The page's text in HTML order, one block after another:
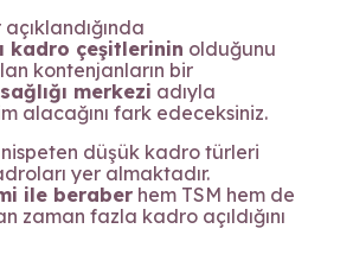
kadro çeşitlerinin olduğunu
kontenjanların bir
merkezi adıyla
alacağını fark edeceksiniz.
nispeten düşük kadro türleri
yer almaktadır.
ile beraber hem TSM hem de
zaman fazla kadro açıldığını